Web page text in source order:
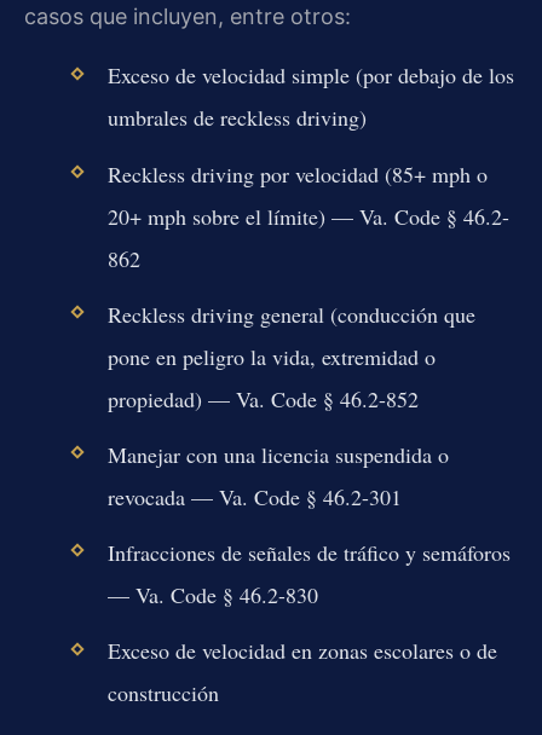
casos que incluyen, entre otros:
Exceso de velocidad simple (por debajo de los
umbrales de reckless driving)
Reckless driving por velocidad (85+ mph o
20+ mph sobre el límite) — Va. Code § 46.2-
862
Reckless driving general (conducción que
pone en peligro la vida, extremidad o
propiedad) — Va. Code § 46.2-852
Manejar con una licencia suspendida o
revocada — Va. Code § 46.2-301
Infracciones de señales de tráfico y semáforos
— Va. Code § 46.2-830
Exceso de velocidad en zonas escolares o de
construcción